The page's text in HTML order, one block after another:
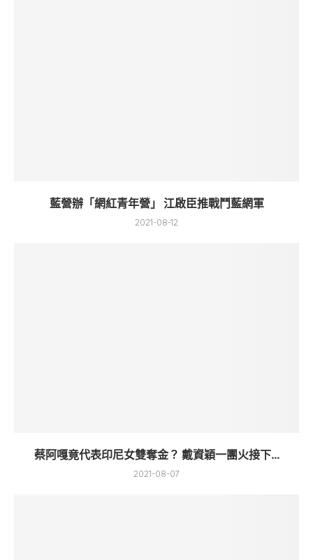
藍營辦「網紅青年營」 江啟臣推戰鬥藍網軍
2021-08-12
蔡阿嘎竟代表印尼女雙奪金？ 戴資穎一團火接下...
2021-08-07